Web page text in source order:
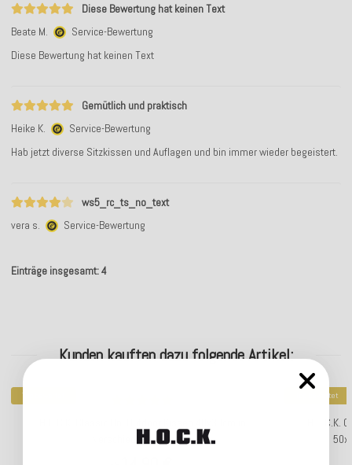
Diese Bewertung hat keinen Text
Beate M.
Service-Bewertung
Diese Bewertung hat keinen Text
Gemütlich und praktisch
Heike K.
Service-Bewertung
Hab jetzt diverse Sitzkissen und Auflagen und bin immer wieder begeistert.
ws5_rc_ts_no_text
vera s.
Service-Bewertung
Einträge insgesamt: 4
Kunden kauften dazu folgende Artikel:
Top bewertet
verschiedenen Farben
Top bewertet